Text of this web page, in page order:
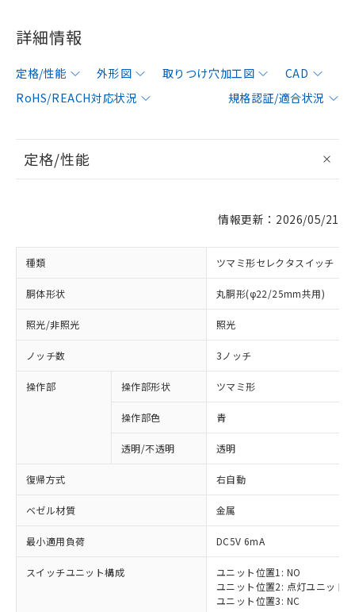
詳細情報
定格/性能 外形図 取りつけ穴加工図
CAD
RoHS/REACH対応状況
規格認証/適合状況
定格/性能
情報更新：2026/05/21
種類 ツマミ形セレクタスイッチ
胴体形状 丸胴形(φ22/25mm共用)
照光/非照光 照光
ノッチ数 3ノッチ
操作部 操作部形状 ツマミ形
操作部色 青
透明/不透明 透明
復帰方式 右自動
ベゼル材質 金属
最小適用負荷 DC5V 6mA
スイッチユニット構成
ユニット位置1: NO
ユニット位置2: 点灯ユニット
ユニット位置3: NC